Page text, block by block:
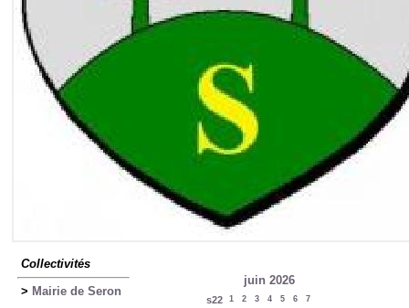
Collectivités
> Mairie de Seron
juin 2026
s22 1 2 3 4 5 6 7